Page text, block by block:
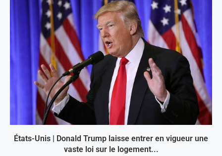
États-Unis | Donald Trump laisse entrer en vigueur une
vaste loi sur le logement...